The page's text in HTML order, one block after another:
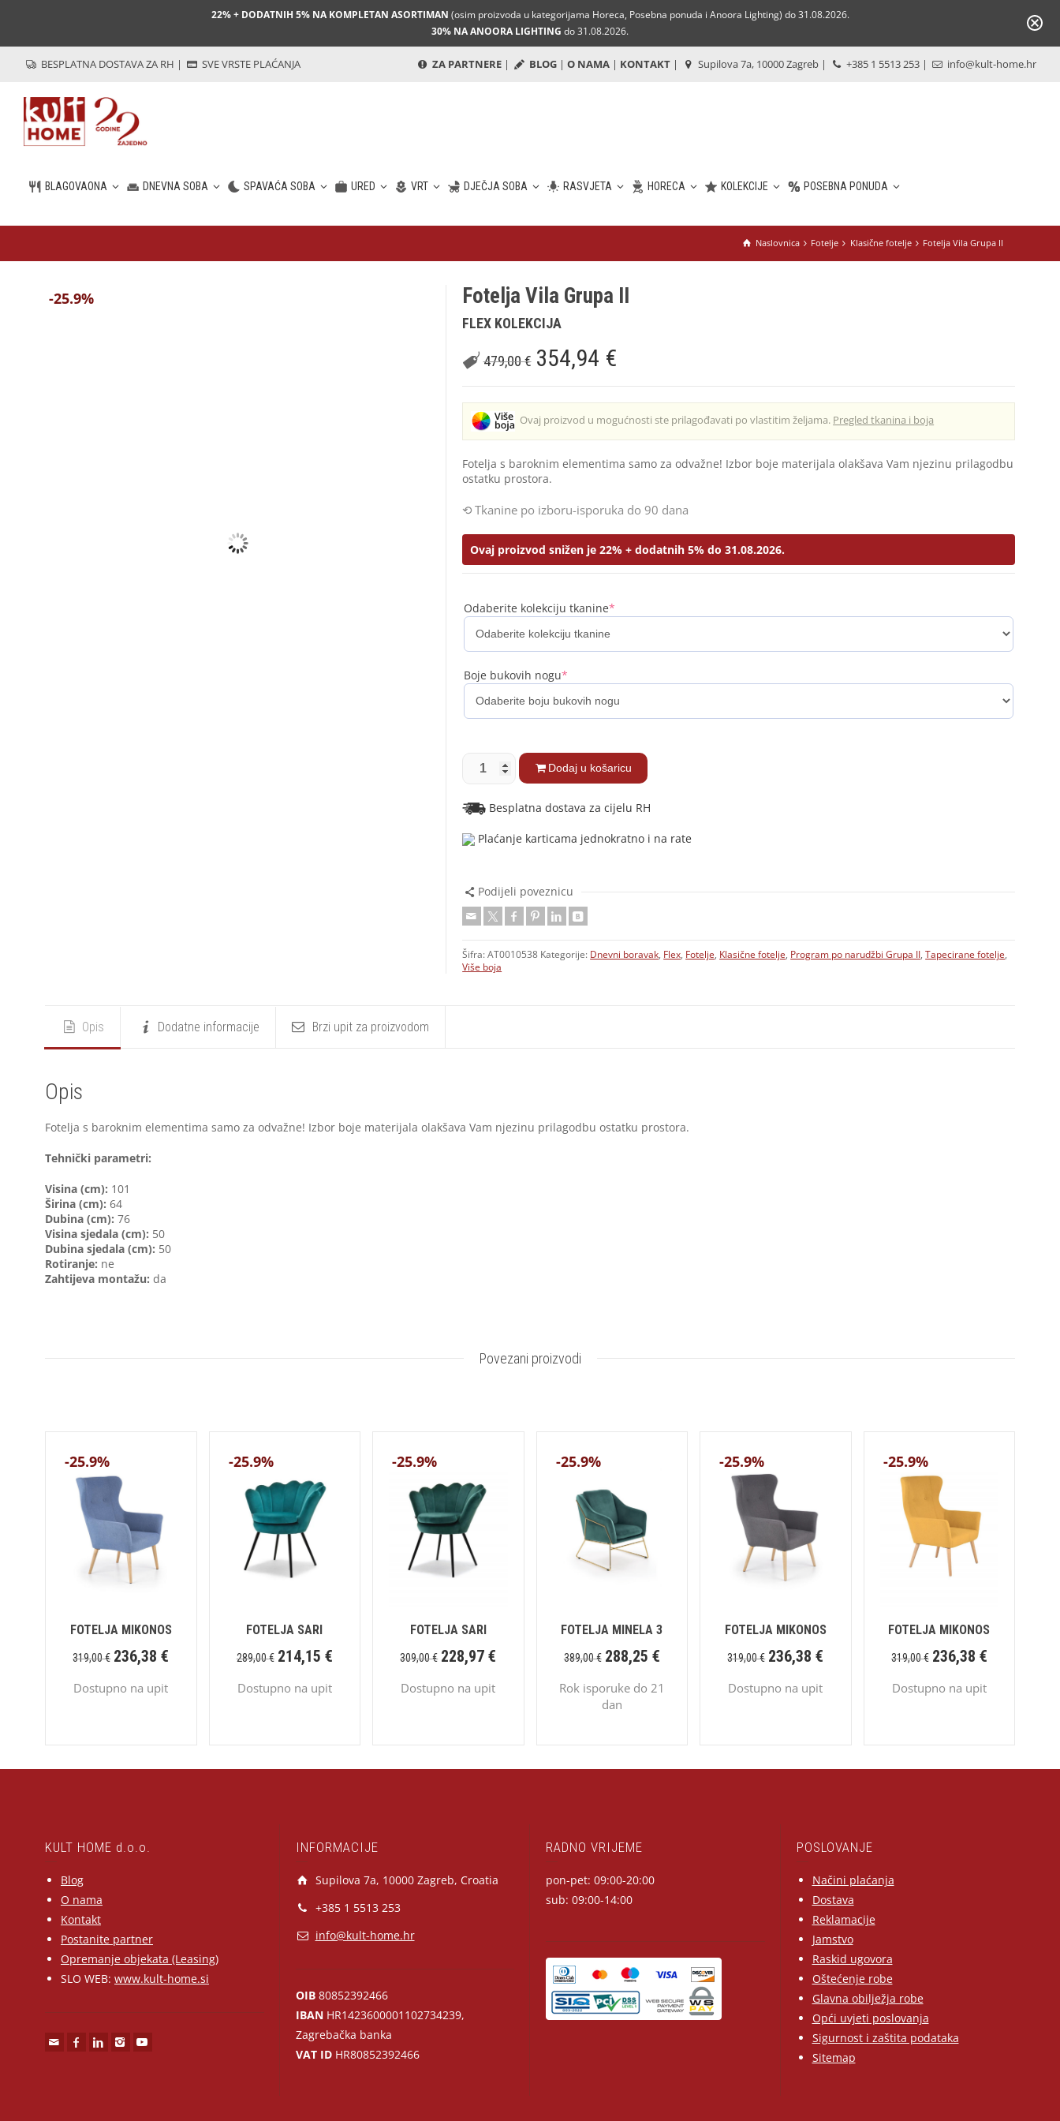
22% + DODATNIH 5% NA KOMPLETAN ASORTIMAN (osim proizvoda u kategorijama Horeca, Posebna ponuda i Anoora Lighting) do 31.08.2026.
30% NA ANOORA LIGHTING do 31.08.2026.
BESPLATNA DOSTAVA ZA RH | SVE VRSTE PLAĆANJA ZA PARTNERE | BLOG | O NAMA | KONTAKT | Supilova 7a, 10000 Zagreb | +385 1 5513 253 | info@kult-home.hr
BLAGOVAONA DNEVNA SOBA SPAVAĆA SOBA URED VRT DJEČJA SOBA RASVJETA HORECA KOLEKCIJE POSEBNA PONUDA
HR
Naslovnica Fotelje Klasične fotelje Fotelja Vila Grupa II
-25.9% Fotelja Vila Grupa II
FLEX KOLEKCIJA
479,00€ 354,94 €
Ovaj proizvod u mogućnosti ste prilagođavati po vlastitim željama. Pregled tkanina i boja
Fotelja s baroknim elementima samo za odvažne! Izbor boje materijala olakšava Vam njezinu prilagodbu
ostatku prostora.
Tkanine po izboru-isporuka do 90 dana
Ovaj proizvod snižen je 22% + dodatnih 5% do 31.08.2026.
Odaberite kolekciju tkanine*
Boje bukovih nogu*
Dodaj u košaricu
Besplatna dostava za cijelu RH
Plaćanje karticama jednokratno i na rate
Podijeli poveznicu
Šifra:AT0010538 Kategorije: Dnevni boravak, Flex, Fotelje, Klasične fotelje, Program po narudžbi Grupa II,Tapecirane fotelje,
Više boja
Opis Dodatne informacije Brzi upit za proizvodom
Opis
Fotelja s baroknim elementima samo za odvažne! Izbor boje materijala olakšava Vam njezinu prilagodbu ostatku prostora.
Tehnički parametri:
Visina (cm): 101
Širina (cm): 64
Dubina (cm): 76
Visina sjedala (cm): 50
Dubina sjedala (cm): 50
Rotiranje: ne
Zahtijeva montažu: da
Povezani proizvodi
-25.9%
FOTELJA MIKONOS
319,00€ 236,38€
Dostupno na upit
-25.9%
FOTELJA SARI
289,00€ 214,15 €
Dostupno na upit
-25.9%
FOTELJA SARI
309,00€ 228,97€
Dostupno na upit
-25.9%
FOTELJA MINELA 3
389,00€ 288,25 €
Rok isporuke do 21
dan
-25.9%
FOTELJA MIKONOS
319,00€ 236,38€
Dostupno na upit
-25.9%
FOTELJA MIKONOS
319,00€ 236,38 €
Dostupno na upit
KULT HOME d.o.o.
Blog
O nama
Kontakt
Postanite partner
Opremanje objekata (Leasing)
SLO WEB: www.kult-home.si
INFORMACIJE
Supilova 7a, 10000 Zagreb, Croatia
+385 1 5513 253
info@kult-home.hr
OIB80852392466
IBANHR1423600001102734239,
Zagrebačka banka
VAT IDHR80852392466
RADNO VRIJEME
pon-pet: 09:00-20:00
sub: 09:00-14:00
POSLOVANJE
Načini plaćanja
Dostava
Reklamacije
Jamstvo
Raskid ugovora
Oštećenje robe
Glavna obilježja robe
Opći uvjeti poslovanja
Sigurnost i zaštita podataka
Sitemap